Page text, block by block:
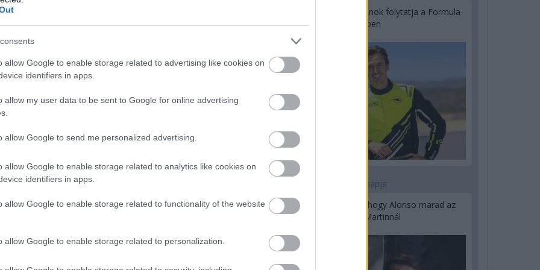
allow Google to enable storage related to advertising like cookies on
identifiers in apps.
allow my user data to be sent to Google for online advertising
allow Google to send me personalized advertising.
allow Google to enable storage related to analytics like cookies on
identifiers in apps.
allow Google to enable storage related to functionality of the website
allow Google to enable storage related to personalization.
módon, a csapat szimulátorában
azonban így is különleges lesz
hanem otthonról érkezik minden
a Hungaroringre, azok Martin és a brit F3
autókat a pályán, hiszen fő attrakcióként itt
GT Open; a GB3 testvérsorozatának
a szervezők oldtimer parádéval is
az alábbi gombokkal:
Újabb korábbi F2-es bajnok folytatja a Formula-
E-ben
2 napja
Newey biztos benne, hogy Alonso marad az
Aston Martinnál